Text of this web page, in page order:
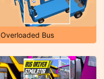
Overloaded Bus